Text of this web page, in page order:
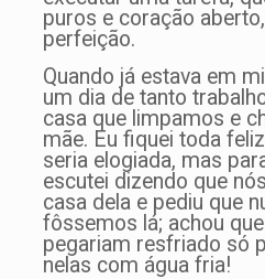
puros e coração
perfeição.
Quando já estava em
um dia de tanto
casa que limpamos e
mãe. Eu fiquei toda
seria elogiada, mas
escutei dizendo que
casa dela e pediu que
fôssemos lá; achou
pegariam resfriado só
nelas com água fria!